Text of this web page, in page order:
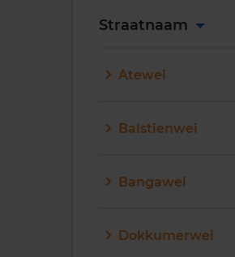
Straatnaam
Atewei
Balstienwei
Bangawei
Dokkumerwei